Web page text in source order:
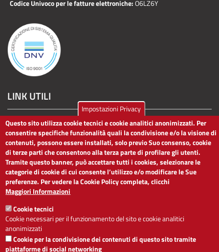
Codice Univoco per le fatture elettroniche:O6LZ6Y
LINK UTILI
Dichiarazione di accessibilità
Obiettivi di accessibilità
Segnalaci problemi di accessibilità
Note legali
Privacy
Accesso riservato
ACCESSIBILITÀ
- A +
Alto contrasto Solo testo
Impostazioni Privacy
Questo sito utilizza cookie tecnici e cookie analitici anonimizzati. Per
consentire specifiche funzionalità quali la condivisione e/o la visione di
contenuti, possono essere installati, solo previo Suo consenso, cookie
di terze parti che consentono alla terza parte di profilare gli utenti.
Tramite questo banner, può accettare tutti i cookies, selezionare le
categorie di cookie di cui consente l’utilizzo e/o modificare le Sue
preferenze. Per vedere la Cookie Policy completa, clicchi
Maggiori Informazioni
Cookie tecnici
Cookie necessari per il funzionamento del sito e cookie analitici
anonimizzati
Cookie per la condivisione dei contenuti di questo sito tramite
piattaforme di social networking